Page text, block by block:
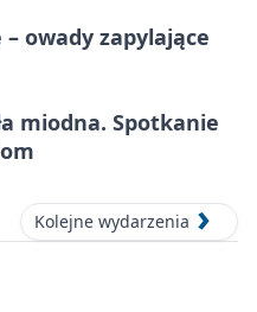
– owady zapylające
miodna. Spotkanie
Kolejne wydarzenia